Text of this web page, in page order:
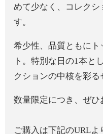
めて少なく、コレク
す。
希少性、品質ともにト
ト。特別な日の1本と
クションの中核を彩る
数量限定につき、ぜひ
ご購入は下記のURLよ